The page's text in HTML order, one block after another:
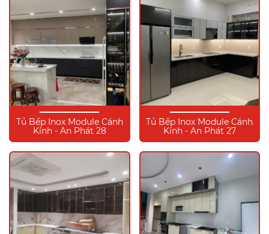
Tủ Bếp Inox Module Cánh
Kính - An Phát 28
Tủ Bếp Inox Module Cánh
Kính - An Phát 27